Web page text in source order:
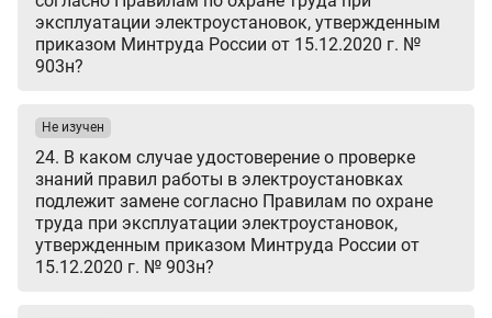
эксплуатации электроустановок, утвержденным
приказом Минтруда России от 15.12.2020 г. №
903н?
24. В каком случае удостоверение о проверке
знаний правил работы в электроустановках
подлежит замене согласно Правилам по охране
труда при эксплуатации электроустановок,
утвержденным приказом Минтруда России от
15.12.2020 г. № 903н?
Не изучен